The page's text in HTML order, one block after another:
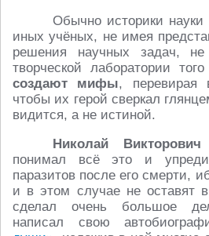
Обычно историки
иных учёных, не имея
решения научных задач, не
творческой лаборатории
создают мифы, перевирая
чтобы их герой сверкал
видится, а не истиной.
Николай
понимал всё это и
паразитов после его смерти,
и в этом случае не оставят
сделал очень большое
написал свою